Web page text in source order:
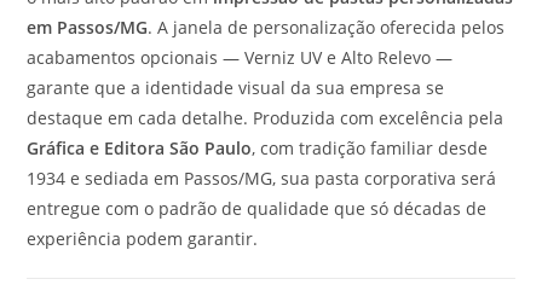
em Passos/MG. A janela de personalização oferecida pelos
acabamentos opcionais — Verniz UV e Alto Relevo —
garante que a identidade visual da sua empresa se
destaque em cada detalhe. Produzida com excelência pela
Gráfica e Editora São Paulo, com tradição familiar desde
1934 e sediada em Passos/MG, sua pasta corporativa será
entregue com o padrão de qualidade que só décadas de
experiência podem garantir.